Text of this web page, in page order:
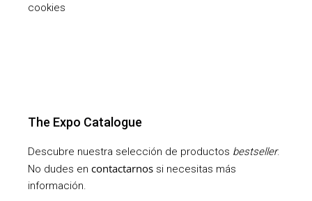
cookies
The Expo Catalogue
Descubre nuestra selección de productos bestseller.
No dudes encontactarnos si necesitas más
información.